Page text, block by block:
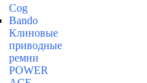
Cog
Bando
Клиновые
приводные
ремни
POWER